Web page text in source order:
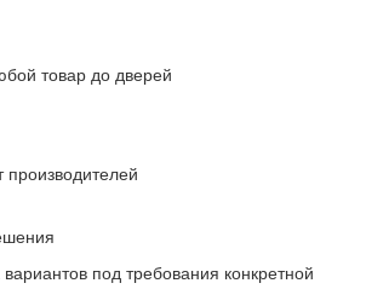
товар до дверей
под требования конкретной